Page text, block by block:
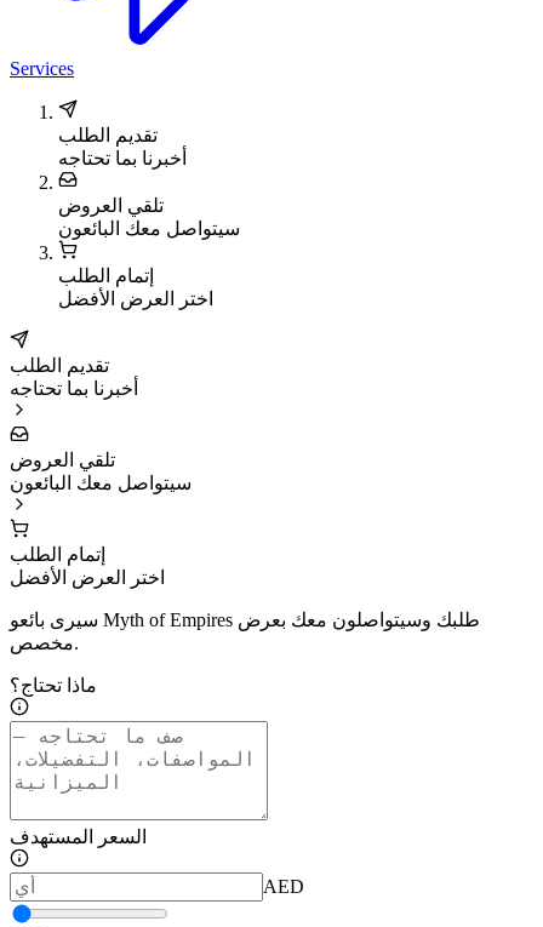
Services
تقديم الطلب
أخبرنا بما تحتاجه
تلقي العروض
سيتواصل معك البائعون
إتمام الطلب
اختر العرض الأفضل
تقديم الطلب
أخبرنا بما تحتاجه
تلقي العروض
سيتواصل معك البائعون
إتمام الطلب
اختر العرض الأفضل
سيرى بائعو Myth of Empires طلبك وسيتواصلون معك بعرض
مخصص.
ماذا تحتاج؟
السعر المستهدف
AED